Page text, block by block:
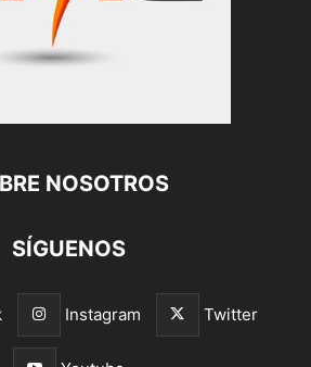
NOSOTROS
SÍGUENOS
Instagram Twitter